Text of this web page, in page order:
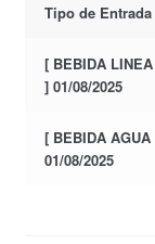
Tipo de Entrada
[ BEBIDA
] 01/08/2025
[ BEBIDA AGUA
01/08/2025